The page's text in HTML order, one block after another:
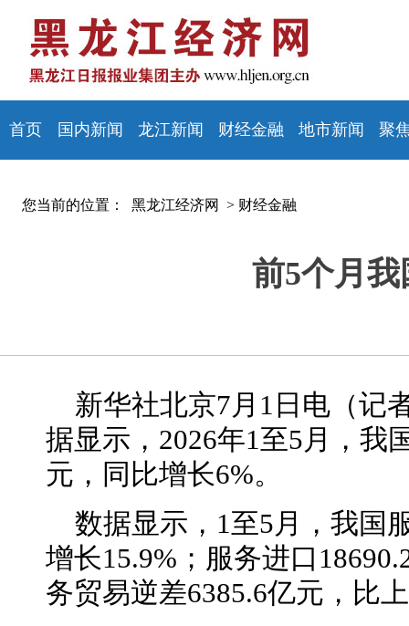
首页 国内新闻 龙江新闻 财经金融 地市新闻 聚
您当前的位置： 黑龙江经济网 > 财经金融
前5个月
新华社北京7月1日电（记
据显示，2026年1至5月，我
元，同比增长6%。
数据显示，1至5月，我国
增长15.9%；服务进口
务贸易逆差6385.6亿元，比